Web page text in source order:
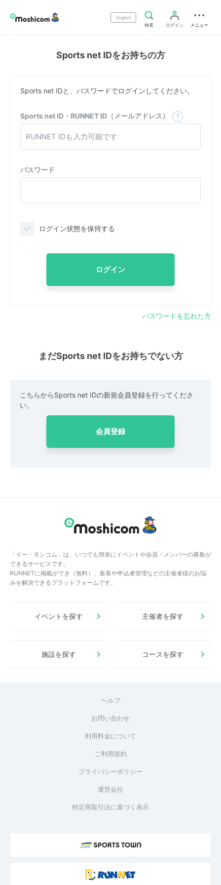
English
検索
ログイン メニュー
Sports net IDをお持ちの方
Sports net IDと、パスワードでログインしてください。
Sports net ID・RUNNET ID（メールアドレス）
パスワード
ログイン状態を保持する
ログイン
パスワードを忘れた方
まだSports net IDをお持ちでない方
こちらからSports net IDの新規会員登録を行ってくださ
い。
会員登録
「イー・モシコム」は、いつでも簡単にイベントや会員・メンバーの募集が
できるサービスです。
RUNNETに掲載ができ（無料）、集客や申込者管理などの主催者様のお悩
みを解決できるプラットフォームです。
イベントを探す 主催者を探す
施設を探す コースを探す
ヘルプ
お問い合わせ
利用料金について
ご利用規約
プライバシーポリシー
運営会社
特定商取引法に基づく表示